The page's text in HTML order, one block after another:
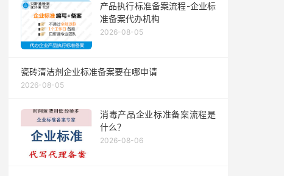
产品执行标准备案流程-企业标
准备案代办机构
2026-08-05
瓷砖清洁剂企业标准备案要在哪申请
2026-08-05
消毒产品企业标准备案流程是
什么？
2026-08-06